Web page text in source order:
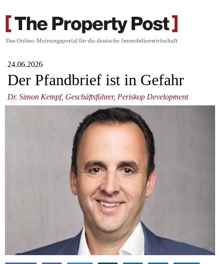
24.06.2026
Der Pfandbrief ist in Gefahr
Dr. Simon Kempf, Geschäftsführer, Periskop Development